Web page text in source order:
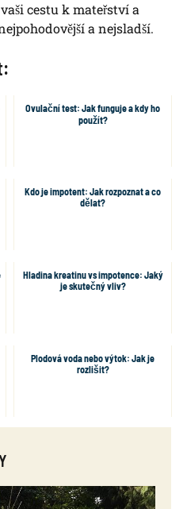
cestu k mateřství a
a nejsladší.
Ovulační test: Jak funguje a kdy ho
použít?
Kdo je impotent: Jak rozpoznat a co
dělat?
Hladina kreatinu vs impotence: Jaký
je skutečný vliv?
Plodová voda nebo výtok: Jak je
rozlišit?